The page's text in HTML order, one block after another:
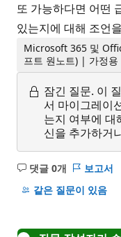
또 가능하다면 어떤
있는지에 대해 조언
Microsoft 365 및
프트 원노트) | 가정
잠긴 질문. 이
서 마이그레이
는지 여부에 대
신을 추가하거
댓글 0개
설
명
보고서
같은 질문이 있음